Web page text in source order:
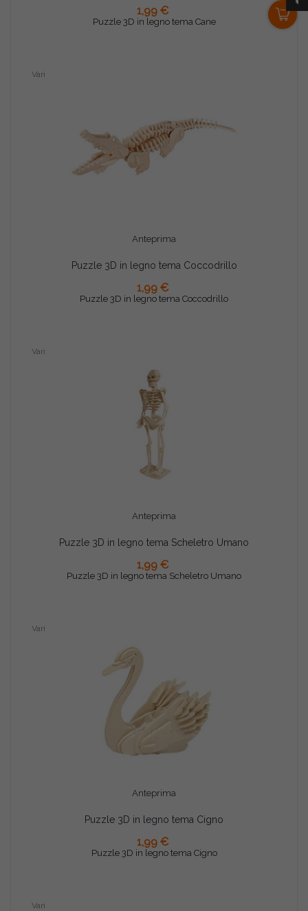
1,99 €
Puzzle 3D in legno tema Cane
AGGIUNGI AL CARRELLO
Anteprima
Vari
Puzzle 3D in legno tema Coccodrillo
1,99 €
Puzzle 3D in legno tema Coccodrillo
AGGIUNGI AL CARRELLO
Anteprima
Vari
Puzzle 3D in legno tema Scheletro Umano
1,99 €
Puzzle 3D in legno tema Scheletro Umano
AGGIUNGI AL CARRELLO
Anteprima
Vari
Puzzle 3D in legno tema Cigno
1,99 €
Puzzle 3D in legno tema Cigno
AGGIUNGI AL CARRELLO
Vari